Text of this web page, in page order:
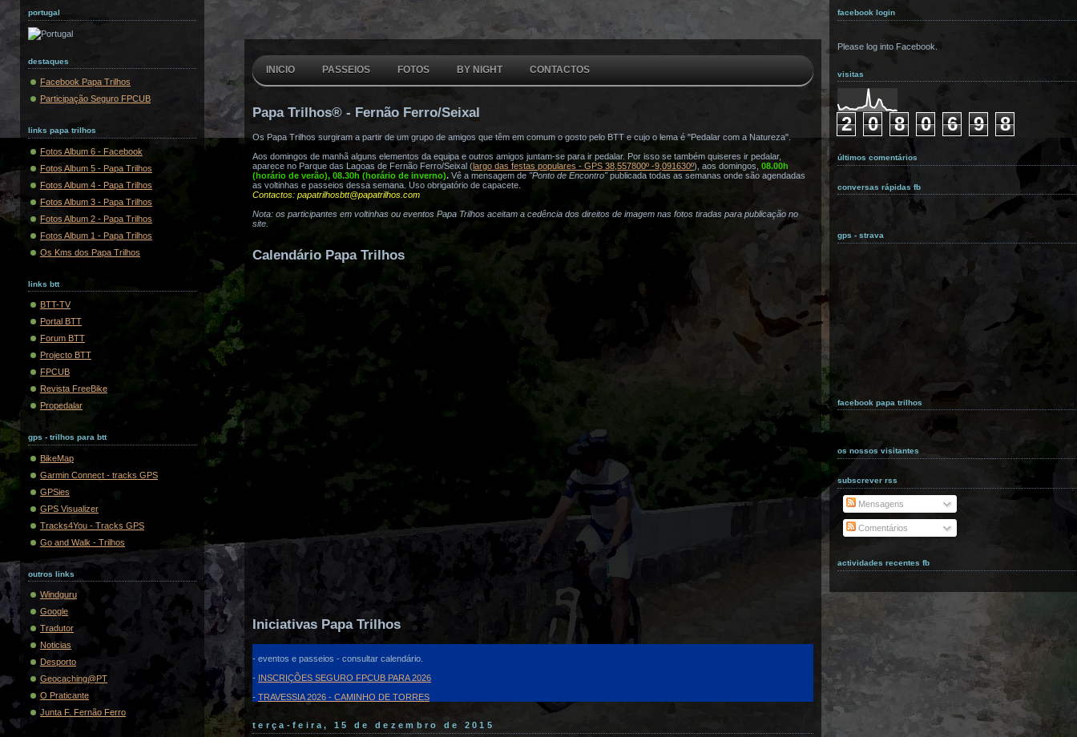
portugal
destaques
Facebook Papa Trilhos
Participação Seguro FPCUB
links papa trilhos
Fotos Album 6 - Facebook
Fotos Album 5 - Papa Trilhos
Fotos Album 4 - Papa Trilhos
Fotos Album 3 - Papa Trilhos
Fotos Album 2 - Papa Trilhos
Fotos Album 1 - Papa Trilhos
Os Kms dos Papa Trilhos
links btt
BTT-TV
Portal BTT
Forum BTT
Projecto BTT
FPCUB
Revista FreeBike
Propedalar
gps - trilhos para btt
BikeMap
Garmin Connect - tracks GPS
GPSies
GPS Visualizer
Tracks4You - Tracks GPS
Go and Walk - Trilhos
outros links
Windguru
Google
Tradutor
Noticias
Desporto
Geocaching@PT
O Praticante
Junta F. Fernão Ferro
INICIO PASSEIOS FOTOS BY NIGHT CONTACTOS
Papa Trilhos® - Fernão Ferro/Seixal
Os Papa Trilhos surgiram a partir de um grupo de amigos que têm em comum o gosto pelo BTT e cujo o lema é "Pedalar com a Natureza".
Aos domingos de manhã alguns elementos da equipa e outros amigos juntam-se para ir pedalar. Por isso se também quiseres ir pedalar,
aparece no Parque das Lagoas de Fernão Ferro/Seixal (largo das festas populares - GPS 38,557800º -9,091630º), aos domingos, 08.00h
(horário de verão), 08.30h (horário de inverno). Vê a mensagem de "Ponto de Encontro"publicada todas as semanas onde são agendadas
as voltinhas e passeios dessa semana. Uso obrigatório de capacete.
Contactos: papatrilhosbtt@papatrilhos.com
Nota: os participantes em voltinhas ou eventos Papa Trilhos aceitam a cedência dos direitos de imagem nas fotos tiradas para publicação no
site.
Calendário Papa Trilhos
Iniciativas Papa Trilhos
- eventos e passeios - consultar calendário.
- INSCRIÇÕES SEGURO FPCUB PARA 2026
- TRAVESSIA 2026 - CAMINHO DE TORRES
terça-feira, 15 de dezembro de 2015
facebook login
Please log into Facebook.
visitas
2 0 8 0 6 9 8
últimos comentários
conversas rápidas fb
gps - strava
facebook papa trilhos
os nossos visitantes
subscrever rss
Mensagens
Comentários
actividades recentes fb